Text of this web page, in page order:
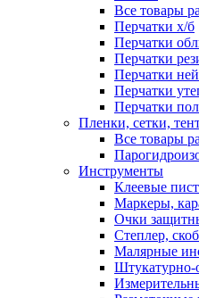
Все товары
Перчатки х/б
Перчатки
Перчатки
Перчатки
Перчатки
Перчатки
Пленки, сетки,
Все товары
Инструменты
Клеевые
Маркеры,
Очки
Степлер,
Малярные
Штукатурно-